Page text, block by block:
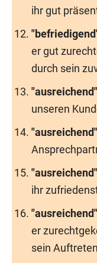
ihr gut
er gut
durch sein
unseren
ihr
er
sein